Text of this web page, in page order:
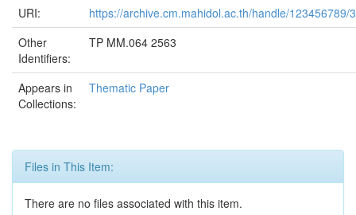
URI:
https://archive.cm.mahidol.ac.th/handle/123456789/
Other
Identifiers:
TP MM.064 2563
Appears in
Collections:
Thematic Paper
Files in This Item:
There are no files associated with this item.